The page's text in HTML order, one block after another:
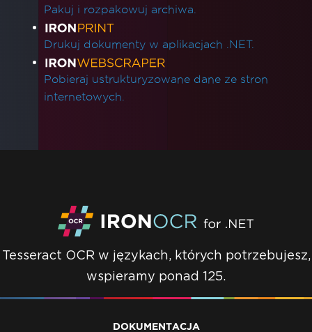
Pakuj i rozpakowuj archiwa.
Drukuj dokumenty w aplikacjach .NET.
Pobieraj ustrukturyzowane dane ze stron
internetowych.
Tesseract OCR w językach, których potrzebujesz,
wspieramy ponad 125.
DOKUMENTACJA